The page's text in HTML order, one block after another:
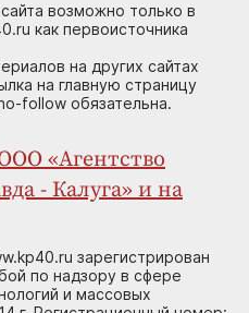
возможно только в
как первоисточника
на других сайтах
на главную страницу
follow обязательна.
«Агентство
- Калуга» и на
зарегистрирован
по надзору в сфере
и массовых